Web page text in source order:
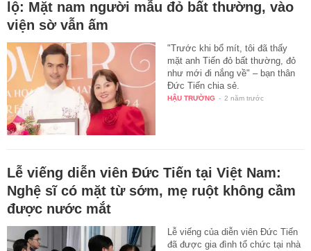
lộ: Mặt nam người mẫu đỏ bất thường, vào
viện sờ vẫn ấm
"Trước khi bổ mít, tôi đã thấy
mặt anh Tiến đỏ bất thường, đỏ
như mới đi nắng về" – bạn thân
Đức Tiến chia sẻ.
HẬU TRƯỜNG - 2 năm trước
Lễ viếng diễn viên Đức Tiến tại Việt Nam:
Nghệ sĩ có mặt từ sớm, mẹ ruột không cầm
được nước mắt
Lễ viếng của diễn viên Đức Tiến
đã được gia đình tổ chức tại nhà